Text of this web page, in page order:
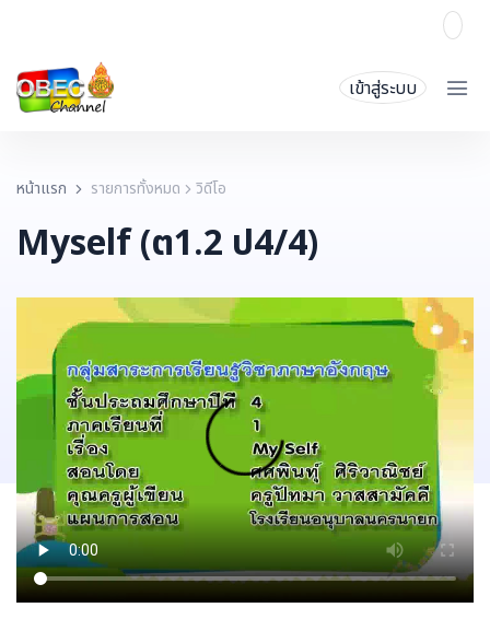
เข้าสู่ระบบ
หน้าแรก รายการทั้งหมด วิดีโอ
Myself (ต1.2 ป4/4)